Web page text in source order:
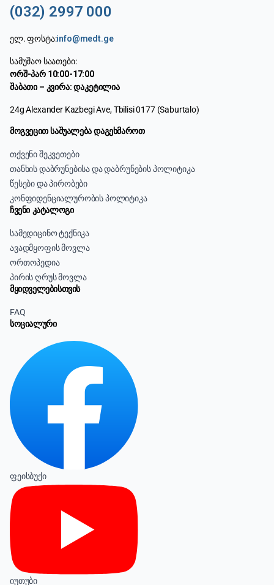
(032) 2997 000
ელ. ფოსტა:info@medt.ge
სამუშაო საათები:
ორშ-პარ 10:00-17:00
შაბათი – კვირა: დაკეტილია
24g Alexander Kazbegi Ave, Tbilisi 0177 (Saburtalo)
მოგვეცით საშუალება დაგეხმაროთ
თქვენი შეკვეთები
თანხის დაბრუნებისა და დაბრუნების პოლიტიკა
წესები და პირობები
კონფიდენციალურობის პოლიტიკა
ჩვენი კატალოგი
სამედიცინო ტექნიკა
ავადმყოფის მოვლა
ორთოპედია
პირის ღრუს მოვლა
მყიდველებისთვის
FAQ
სოციალური
ფეისბუქი
იუთუბი